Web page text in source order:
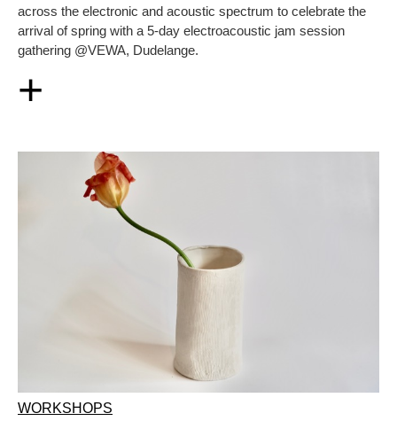
across the electronic and acoustic spectrum to celebrate the
arrival of spring with a 5-day electroacoustic jam session
gathering @VEWA, Dudelange.
+
WORKSHOPS